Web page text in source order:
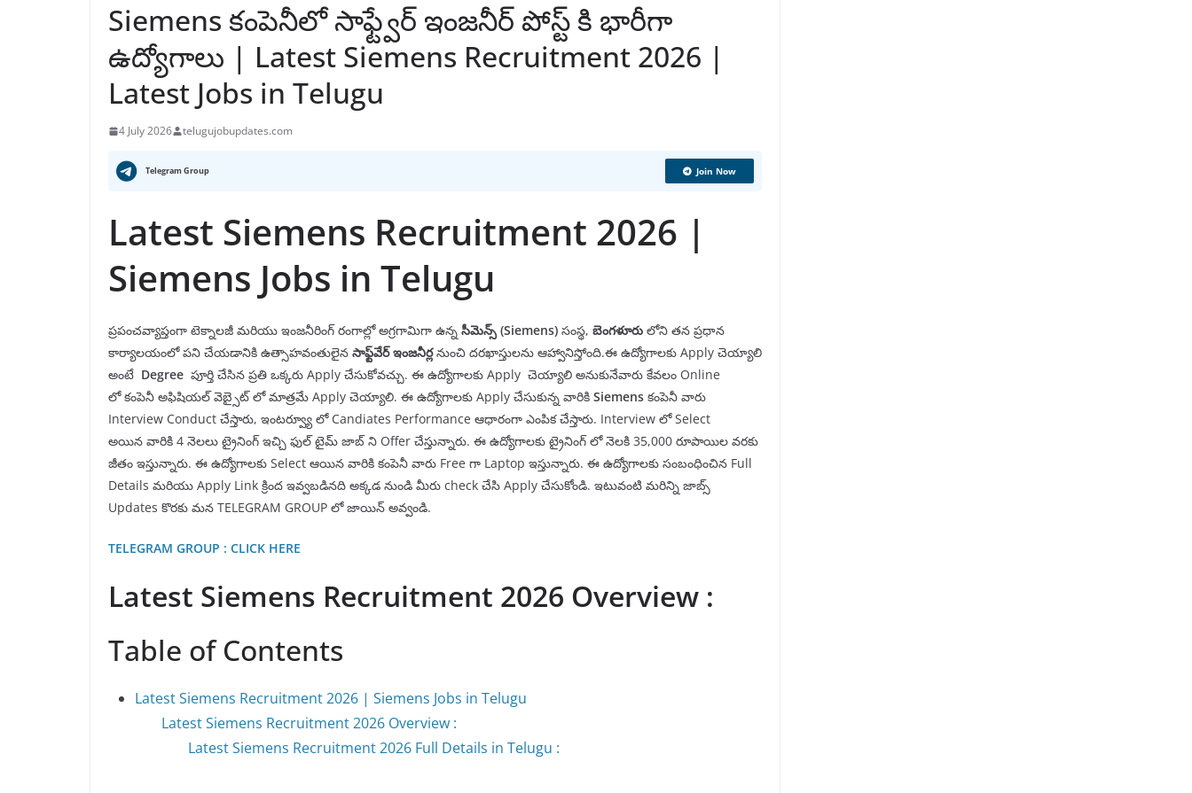
Siemens కంపెనీలో సాఫ్ట్వేర్ ఇంజనీర్ పోస్ట్ కి భారీగా
ఉద్యోగాలు | Latest Siemens Recruitment 2026 |
Latest Jobs in Telugu
4 July 2026 telugujobupdates.com
Telegram Group Join Now
Latest Siemens Recruitment 2026 |
Siemens Jobs in Telugu
ప్రపంచవ్యాప్తంగా టెక్నాలజీ మరియు ఇంజనీరింగ్ రంగాల్లో అగ్రగామిగా ఉన్న సీమెన్స్ (Siemens) సంస్థ, బెంగళూరు లోని తన ప్రధాన
కార్యాలయంలో పని చేయడానికి ఉత్సాహవంతులైన సాఫ్ట్వేర్ ఇంజనీర్లనుంచి దరఖాస్తులను ఆహ్వానిస్తోంది.ఈ ఉద్యోగాలకు Apply చెయ్యాలి
అంటే Degree పూర్తి చేసిన ప్రతి ఒక్కరు Apply చేసుకోవచ్చు. ఈ ఉద్యోగాలకు Apply చెయ్యాలి అనుకునేవారు కేవలం Online
లో కంపెనీ అఫిషియల్ వెబ్సైట్ లో మాత్రమే Apply చెయ్యాలి. ఈ ఉద్యోగాలకు Apply చేసుకున్న వారికి Siemens కంపెనీ వారు
Interview Conduct చేస్తారు, ఇంటర్వ్యూ లో Candiates Performance ఆధారంగా ఎంపిక చేస్తారు. Interview లో Select
అయిన వారికి 4 నెలలు ట్రైనింగ్ ఇచ్చి ఫుల్ టైమ్ జాబ్ ని Offer చేస్తున్నారు. ఈ ఉద్యోగాలకు ట్రైనింగ్ లో నెలకి 35,000 రూపాయిల వరకు
జీతం ఇస్తున్నారు. ఈ ఉద్యోగాలకు Select ఆయిన వారికి కంపెనీ వారు Free గా Laptop ఇస్తున్నారు. ఈ ఉద్యోగాలకు సంబంధించిన Full
Details మరియు Apply Link క్రింద ఇవ్వబడినది అక్కడ నుండి మీరు check చేసి Apply చేసుకోండి. ఇటువంటి మరిన్ని జాబ్స్
Updates కొరకు మన TELEGRAM GROUP లో జాయిన్ అవ్వండి.
TELEGRAM GROUP : CLICK HERE
Latest Siemens Recruitment 2026 Overview :
Table of Contents
Latest Siemens Recruitment 2026 | Siemens Jobs in Telugu
Latest Siemens Recruitment 2026 Overview :
Latest Siemens Recruitment 2026 Full Details in Telugu :